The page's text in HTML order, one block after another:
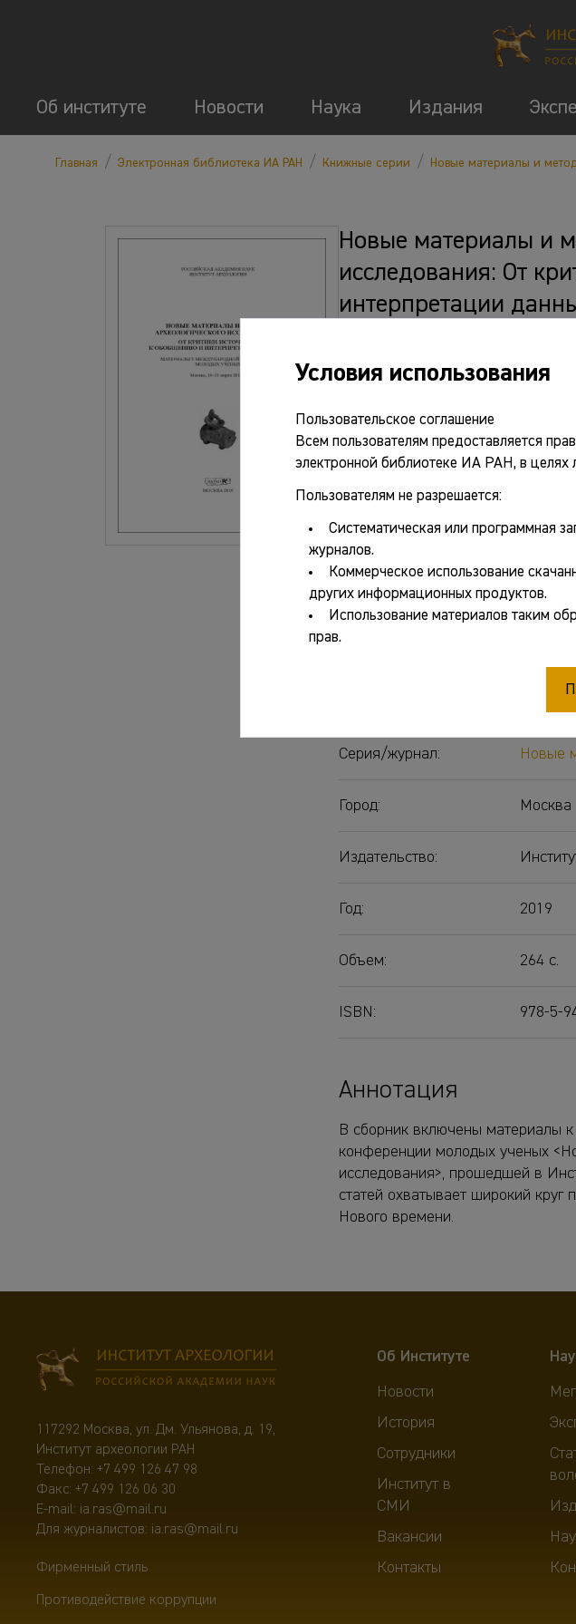
Об институте Новости Наука Издания
Главная / Электронная библиотека ИА РАН / Книжные серии / Новые материалы и
Новые материалы и
исследования: От
интерпретации
Родинкова. М.: ИА
Файлы и ссылки
открыть PDF
Основные сведения
Новые
Серия/журнал: Новые
Город: Москва
Издательство:
Год: 2019
Объем: 264 с.
ISBN: 978-5-
Аннотация
В сборник включены материалы
конференции молодых ученых
исследования>, прошедшей в
статей охватывает широкий круг
Нового времени.
117292 Москва, ул. Дм. Ульянова, д. 19,
Институт археологии РАН
Телефон: +7 499 126 47 98
Факс: +7 499 126 06 30
E-mail: ia.ras@mail.ru
Для журналистов: ia.ras@mail.ru
Фирменный стиль
Противодействие коррупции
Об Институте
Новости
История
Сотрудники
Институт в
СМИ
Вакансии
Контакты
Условия использования
Пользовательское соглашение
Всем пользователям предоставляется
электронной библиотеке ИА РАН, в целях
Пользователям не разрешается:
Систематическая или программная
журналов.
Коммерческое использование
других информационных продуктов.
Использование материалов таким
прав.